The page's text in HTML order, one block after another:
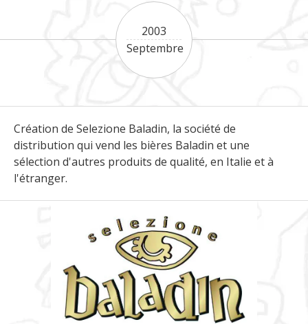
2003
Septembre
Création de Selezione Baladin, la société de
distribution qui vend les bières Baladin et une
sélection d'autres produits de qualité, en Italie et à
l'étranger.